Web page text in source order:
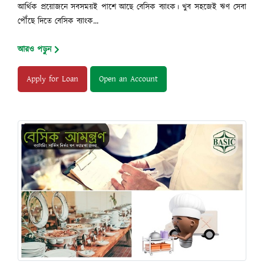
আর্থিক প্রয়োজনে সবসময়ই পাশে আছে বেসিক ব্যাংক। খুব সহজেই ঋণ সেবা
পৌঁছে দিতে বেসিক ব্যাংক...
আরও পড়ুন
Apply for Loan Open an Account